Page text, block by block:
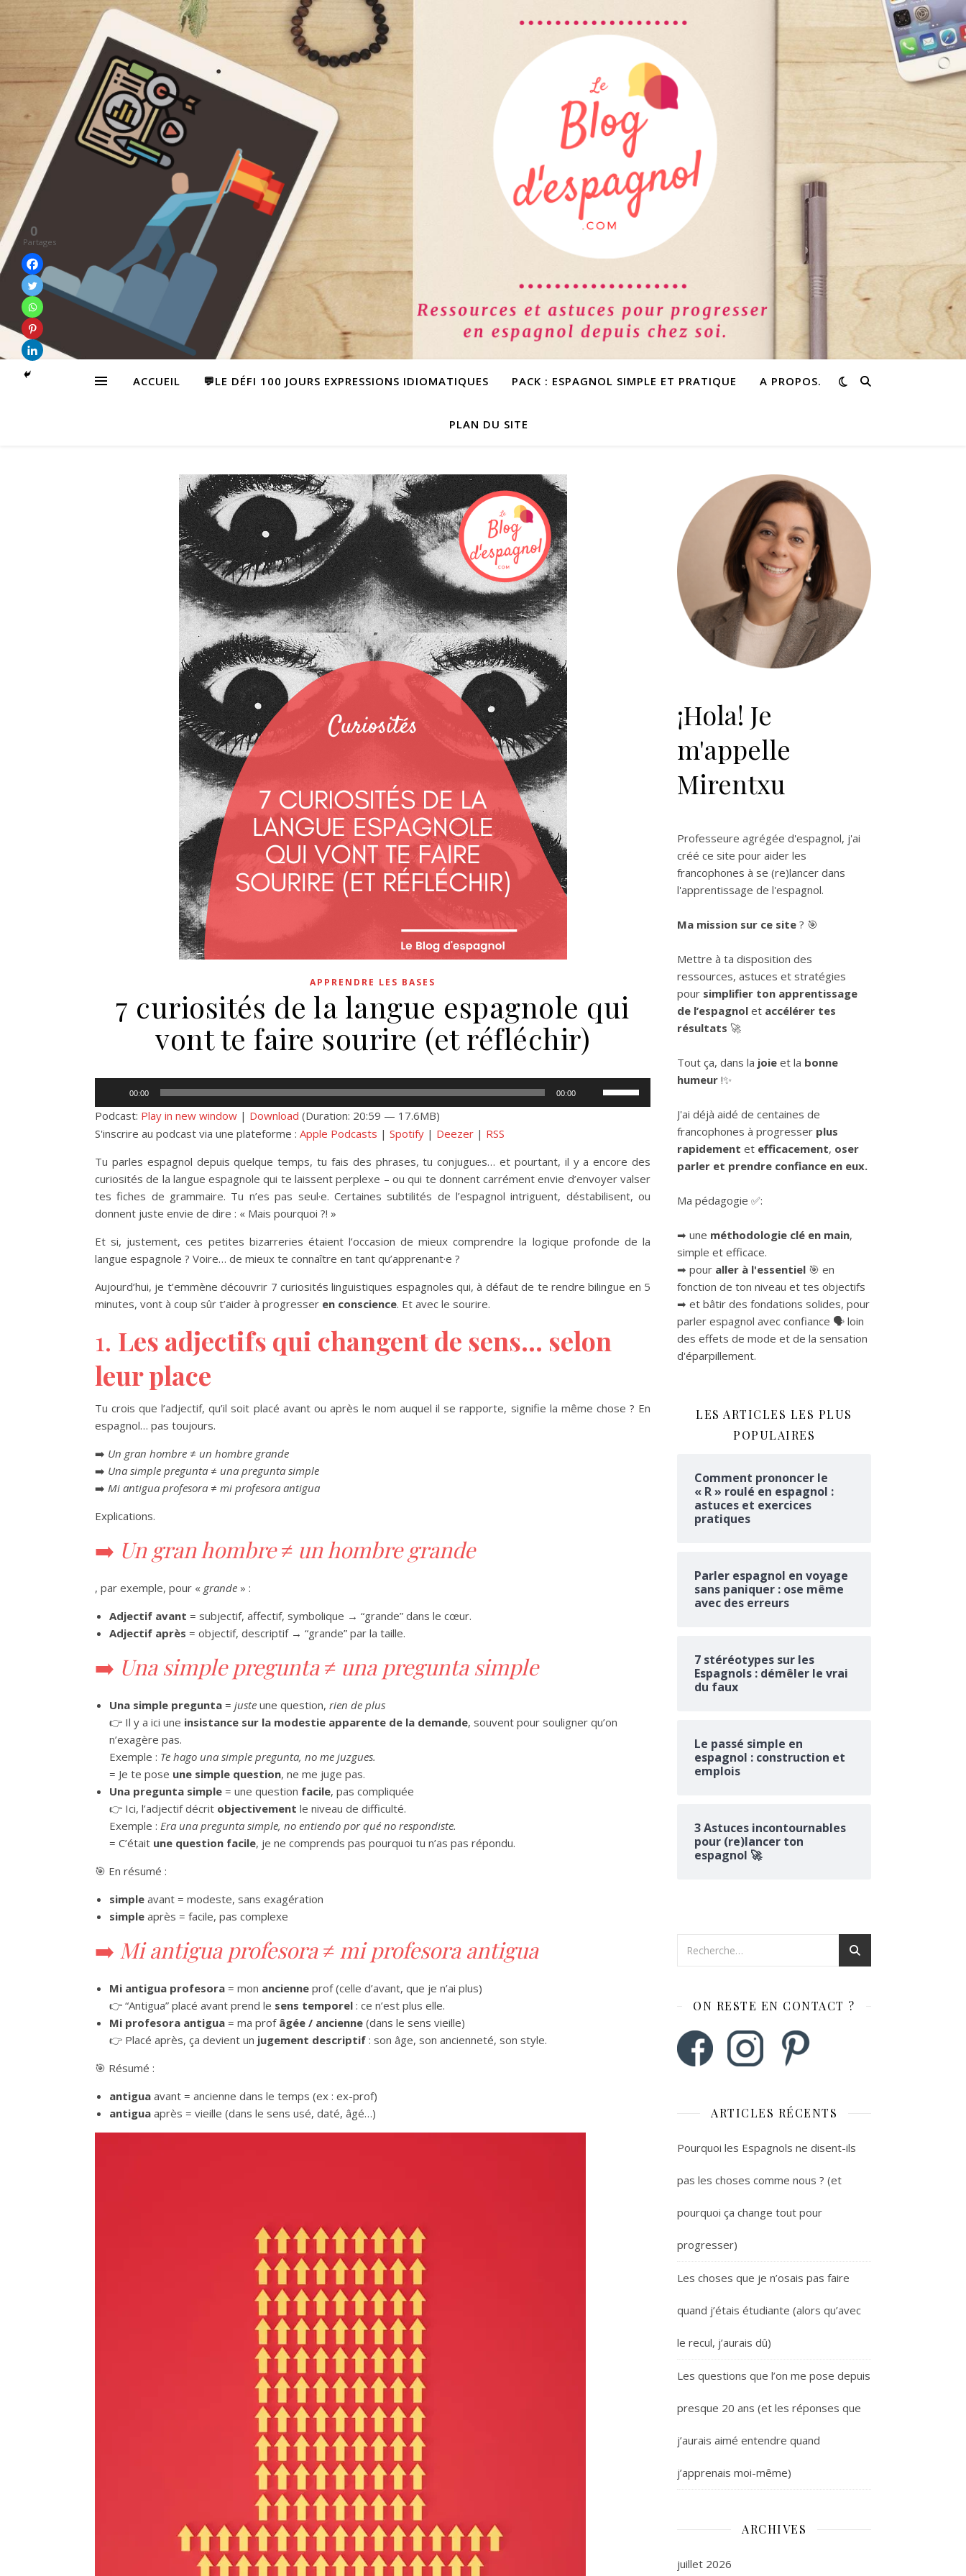
ACCUEIL 💬LE DÉFI 100 JOURS EXPRESSIONS IDIOMATIQUES PACK : ESPAGNOL SIMPLE ET PRATIQUE A PROPOS.
PLAN DU SITE
APPRENDRE LES BASES
7 curiosités de la langue espagnole qui
vont te faire sourire (et réfléchir)
audio
00:00 00:00
ou
volume.
Podcast: Play in new window | Download (Duration: 20:59 — 17.6MB)
S'inscrire au podcast via une plateforme : Apple Podcasts | Spotify | Deezer | RSS
Tu parles espagnol depuis quelque temps, tu fais des phrases, tu conjugues… et pourtant, il y a encore des
curiosités de la langue espagnole qui te laissent perplexe – ou qui te donnent carrément envie d’envoyer valser
tes fiches de grammaire. Tu n’es pas seul·e. Certaines subtilités de l’espagnol intriguent, déstabilisent, ou
donnent juste envie de dire : « Mais pourquoi ?! »
Et si, justement, ces petites bizarreries étaient l’occasion de mieux comprendre la logique profonde de la
langue espagnole ? Voire… de mieux te connaître en tant qu’apprenant·e ?
Aujourd’hui, je t’emmène découvrir 7 curiosités linguistiques espagnoles qui, à défaut de te rendre bilingue en 5
minutes, vont à coup sûr t’aider à progresser en conscience. Et avec le sourire.
1. Les adjectifs qui changent de sens… selon
leur place
Tu crois que l’adjectif, qu’il soit placé avant ou après le nom auquel il se rapporte, signifie la même chose ? En
espagnol… pas toujours.
➡️ Un gran hombre ≠ un hombre grande
➡️ Una simple pregunta ≠ una pregunta simple
➡️ Mi antigua profesora ≠ mi profesora antigua
Explications.
➡️ Un gran hombre≠ un hombre grande
, par exemple, pour « grande » :
Adjectif avant = subjectif, affectif, symbolique → “grande” dans le cœur.
Adjectif après = objectif, descriptif → “grande” par la taille.
➡️ Una simple pregunta≠ una pregunta simple
Una simple pregunta = juste une question, rien de plus
👉 Il y a ici une insistance sur la modestie apparente de la demande, souvent pour souligner qu’on
n’exagère pas.
Exemple : Te hago una simple pregunta, no me juzgues.
= Je te pose une simple question, ne me juge pas.
Una pregunta simple = une question facile, pas compliquée
👉 Ici, l’adjectif décrit objectivement le niveau de difficulté.
Exemple : Era una pregunta simple, no entiendo por qué no respondiste.
= C’était une question facile, je ne comprends pas pourquoi tu n’as pas répondu.
🎯 En résumé :
simple avant = modeste, sans exagération
simple après = facile, pas complexe
➡️ Mi antigua profesora≠ mi profesora antigua
Mi antigua profesora = mon ancienne prof (celle d’avant, que je n’ai plus)
👉 “Antigua” placé avant prend le sens temporel : ce n’est plus elle.
Mi profesora antigua = ma prof âgée / ancienne (dans le sens vieille)
👉 Placé après, ça devient un jugement descriptif : son âge, son ancienneté, son style.
🎯 Résumé :
antigua avant = ancienne dans le temps (ex : ex-prof)
antigua après = vieille (dans le sens usé, daté, âgé…)
0
Partages
¡Hola! Je
m'appelle
Mirentxu
Professeure agrégée d'espagnol, j'ai
créé ce site pour aider les
francophones à se (re)lancer dans
l'apprentissage de l'espagnol.
Ma mission sur ce site ? 🎯
Mettre à ta disposition des
ressources, astuces et stratégies
pour simplifier ton apprentissage
de l’espagnol et accélérer tes
résultats 🚀
Tout ça, dans la joie et la bonne
humeur !✨
J'ai déjà aidé de centaines de
francophones à progresser plus
rapidement et efficacement, oser
parler et prendre confiance en eux.
Ma pédagogie ✅:
➡ une méthodologie clé en main,
simple et efficace.
➡ pour aller à l'essentiel 🎯 en
fonction de ton niveau et tes objectifs
➡ et bâtir des fondations solides, pour
parler espagnol avec confiance 🗣 loin
des effets de mode et de la sensation
d'éparpillement.
LES ARTICLES LES PLUS
POPULAIRES
Comment prononcer le
« R » roulé en espagnol :
astuces et exercices
pratiques
Parler espagnol en voyage
sans paniquer : ose même
avec des erreurs
7 stéréotypes sur les
Espagnols : démêler le vrai
du faux
Le passé simple en
espagnol : construction et
emplois
3 Astuces incontournables
pour (re)lancer ton
espagnol 🚀
ON RESTE EN CONTACT ?
ARTICLES RÉCENTS
Pourquoi les Espagnols ne disent-ils
pas les choses comme nous ? (et
pourquoi ça change tout pour
progresser)
Les choses que je n’osais pas faire
quand j’étais étudiante (alors qu’avec
le recul, j’aurais dû)
Les questions que l’on me pose depuis
presque 20 ans (et les réponses que
j’aurais aimé entendre quand
j’apprenais moi-même)
ARCHIVES
juillet 2026